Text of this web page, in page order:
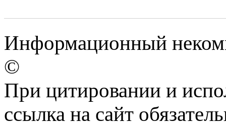
Информационный
©
При цитировании и
ссылка на сайт